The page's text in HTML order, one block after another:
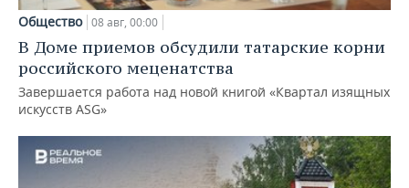
Общество 08 авг, 00:00
В Доме приемов обсудили татарские корни
российского меценатства
Завершается работа над новой книгой «Квартал изящных
искусств ASG»